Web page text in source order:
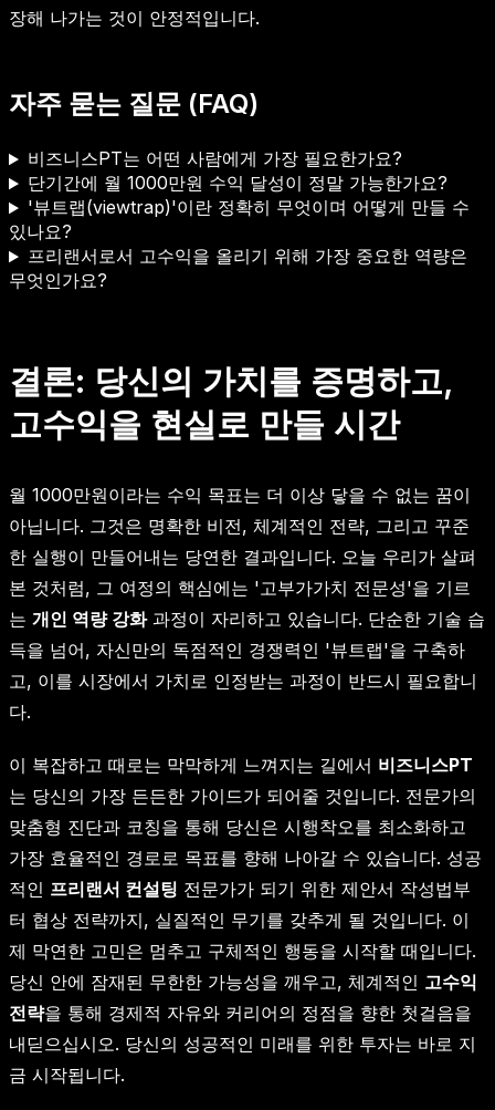
장해 나가는 것이 안정적입니다.
자주 묻는 질문 (FAQ)
비즈니스PT는 어떤 사람에게 가장 필요한가요?
단기간에 월 1000만원 수익 달성이 정말 가능한가요?
'뷰트랩(viewtrap)'이란 정확히 무엇이며 어떻게 만들 수
있나요?
프리랜서로서 고수익을 올리기 위해 가장 중요한 역량은
무엇인가요?
결론: 당신의 가치를 증명하고,
고수익을 현실로 만들 시간
월 1000만원이라는 수익 목표는 더 이상 닿을 수 없는 꿈이
아닙니다. 그것은 명확한 비전, 체계적인 전략, 그리고 꾸준
한 실행이 만들어내는 당연한 결과입니다. 오늘 우리가 살펴
본 것처럼, 그 여정의 핵심에는 '고부가가치 전문성'을 기르
는 개인 역량 강화과정이 자리하고 있습니다. 단순한 기술 습
득을 넘어, 자신만의 독점적인 경쟁력인 '뷰트랩'을 구축하
고, 이를 시장에서 가치로 인정받는 과정이 반드시 필요합니
다.
이 복잡하고 때로는 막막하게 느껴지는 길에서 비즈니스PT
는 당신의 가장 든든한 가이드가 되어줄 것입니다. 전문가의
맞춤형 진단과 코칭을 통해 당신은 시행착오를 최소화하고
가장 효율적인 경로로 목표를 향해 나아갈 수 있습니다. 성공
적인 프리랜서 컨설팅 전문가가 되기 위한 제안서 작성법부
터 협상 전략까지, 실질적인 무기를 갖추게 될 것입니다. 이
제 막연한 고민은 멈추고 구체적인 행동을 시작할 때입니다.
당신 안에 잠재된 무한한 가능성을 깨우고, 체계적인 고수익
전략을 통해 경제적 자유와 커리어의 정점을 향한 첫걸음을
내딛으십시오. 당신의 성공적인 미래를 위한 투자는 바로 지
금 시작됩니다.